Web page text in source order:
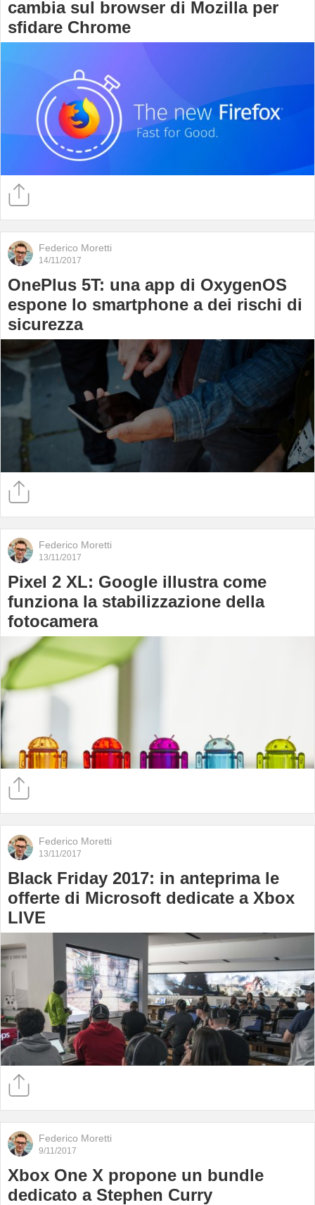
cambia sul browser di Mozilla per
sfidare Chrome
Federico Moretti
14/11/2017
OnePlus 5T: una app di OxygenOS
espone lo smartphone a dei rischi di
sicurezza
Federico Moretti
13/11/2017
Pixel 2 XL: Google illustra come
funziona la stabilizzazione della
fotocamera
Federico Moretti
13/11/2017
Black Friday 2017: in anteprima le
offerte di Microsoft dedicate a Xbox
LIVE
Federico Moretti
9/11/2017
Xbox One X propone un bundle
dedicato a Stephen Curry